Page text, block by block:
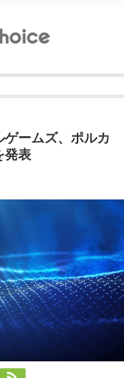
ームズ、ポルカ
発表